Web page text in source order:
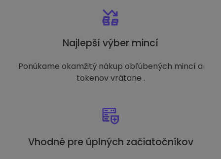
Najlepší výber mincí
Ponúkame okamžitý nákup obľúbených mincí a
tokenov vrátane .
Vhodné pre úplných začiatočníkov